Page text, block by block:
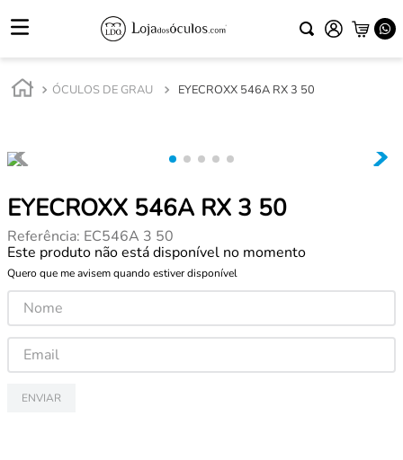
ÓCULOS DE GRAU EYECROXX 546A RX 3 50
EYECROXX 546A RX 3 50
Referência: EC546A 3 50
Este produto não está disponível no momento
Quero que me avisem quando estiver disponível
ENVIAR